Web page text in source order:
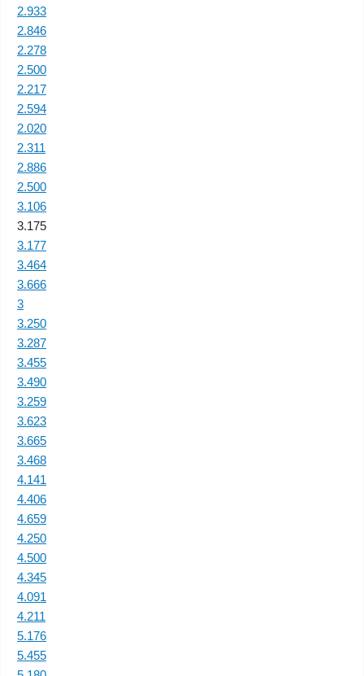
2.933
2.846
2.278
2.500
2.217
2.594
2.020
2.311
2.886
2.500
3.106
3.175
3.177
3.464
3.666
3
3.250
3.287
3.455
3.490
3.259
3.623
3.665
3.468
4.141
4.406
4.659
4.250
4.500
4.345
4.091
4.211
5.176
5.455